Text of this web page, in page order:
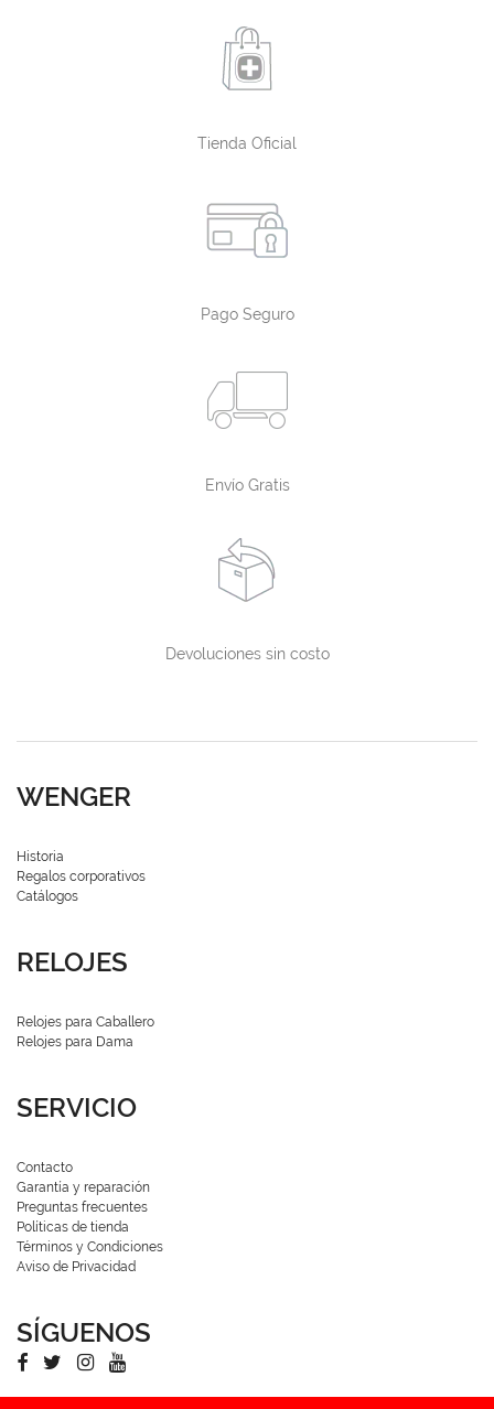
Tienda Oficial
Pago Seguro
Envío Gratis
Devoluciones sin costo
WENGER
Historia
Regalos corporativos
Catálogos
RELOJES
Relojes para Caballero
Relojes para Dama
SERVICIO
Contacto
Garantía y reparación
Preguntas frecuentes
Políticas de tienda
Términos y Condiciones
Aviso de Privacidad
SÍGUENOS